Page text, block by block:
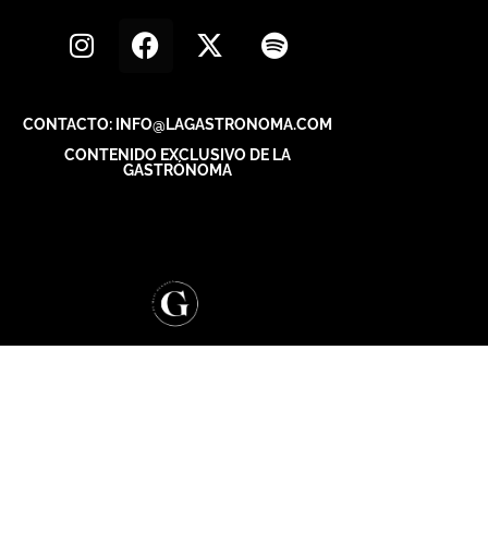
CONTACTO: INFO@LAGASTRONOMA.COM
CONTENIDO EXCLUSIVO DE LA
GASTRÓNOMA